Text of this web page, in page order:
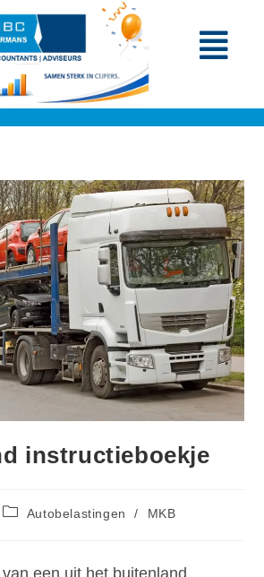
instructieboekje
Autobelastingen / MKB
een uit het buitenland